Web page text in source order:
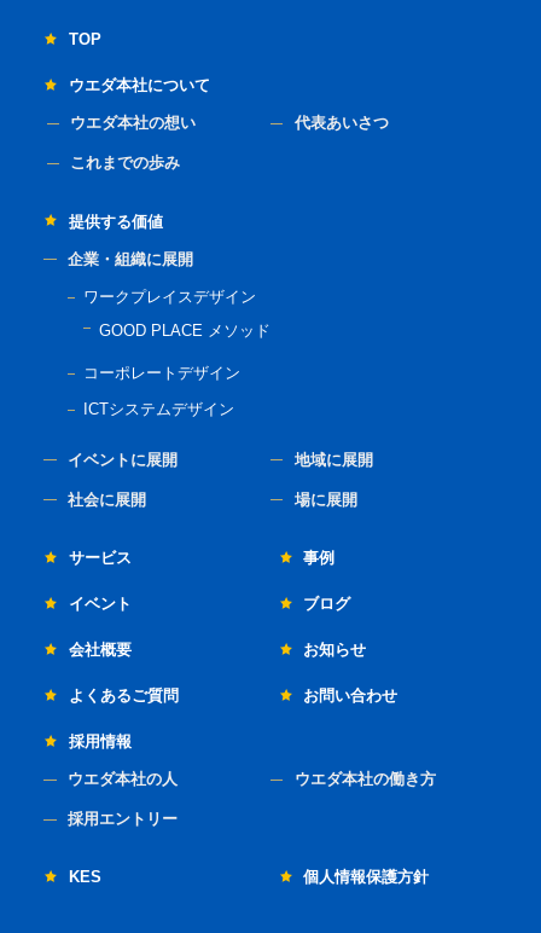
TOP
ウエダ本社について
ウエダ本社の想い 代表あいさつ
これまでの歩み
提供する価値
企業・組織に展開
ワークプレイスデザイン
GOOD PLACE メソッド
コーポレートデザイン
ICTシステムデザイン
イベントに展開 地域に展開
社会に展開 場に展開
サービス 事例
イベント ブログ
会社概要 お知らせ
よくあるご質問 お問い合わせ
採用情報
ウエダ本社の人 ウエダ本社の働き方
採用エントリー
KES 個人情報保護方針